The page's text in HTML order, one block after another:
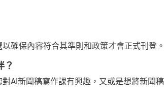
確保內容符合其準則和政策才會正式刊登。
？
AI新聞稿寫作課有興趣，又或是想將新聞稿